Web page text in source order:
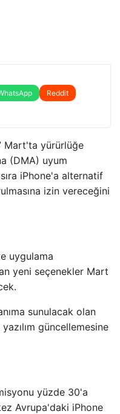
Reddit
Mart'ta yürürlüğe
(DMA) uyum
iPhone'a alternatif
izin vereceğini
uygulama
yeni seçenekler Mart
sunulacak olan
güncellemesine
yüzde 30'a
Avrupa'daki iPhone